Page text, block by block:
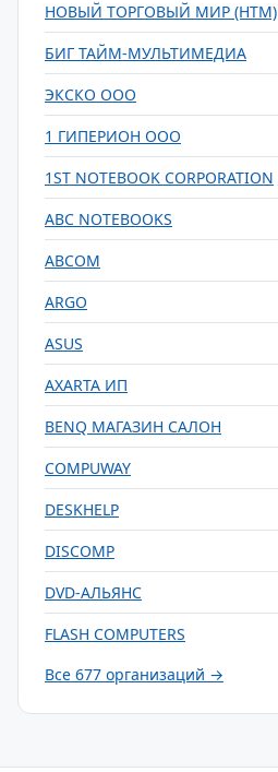
НОВЫЙ ТОРГОВЫЙ МИР (НТМ)
БИГ ТАЙМ-МУЛЬТИМЕДИА
ЭКСКО ООО
1 ГИПЕРИОН ООО
1ST NOTEBOOK CORPORATION
ABC NOTEBOOKS
ABCOM
ARGO
ASUS
AXARTA ИП
BENQ МАГАЗИН САЛОН
COMPUWAY
DESKHELP
DISCOMP
DVD-АЛЬЯНС
FLASH COMPUTERS
Все 677 организаций →